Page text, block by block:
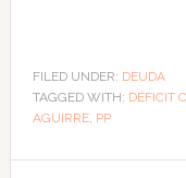
FILED UNDER: DEUDA
TAGGED WITH: DÉFICIT
AGUIRRE, PP